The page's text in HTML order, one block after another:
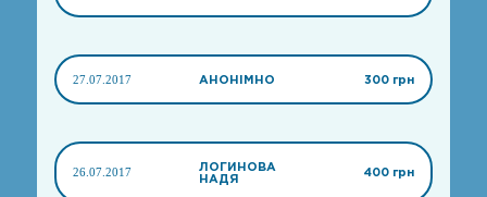
27.07.2017 АНОНІМНО 300 грн
26.07.2017
ЛОГИНОВА
НАДЯ
400 грн